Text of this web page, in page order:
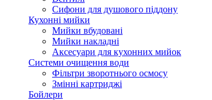
Сифони для душового піддону
Кухонні мийки
Мийки вбудовані
Мийки накладні
Аксесуари для кухонних мийок
Системи очищення води
Фільтри зворотнього осмосу
Змінні картриджі
Бойлери